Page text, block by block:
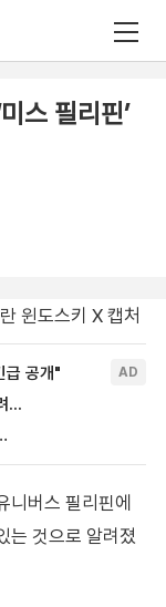
스 필리핀’
윈도스키 X 캡처
니버스 필리핀에
는 것으로 알려졌